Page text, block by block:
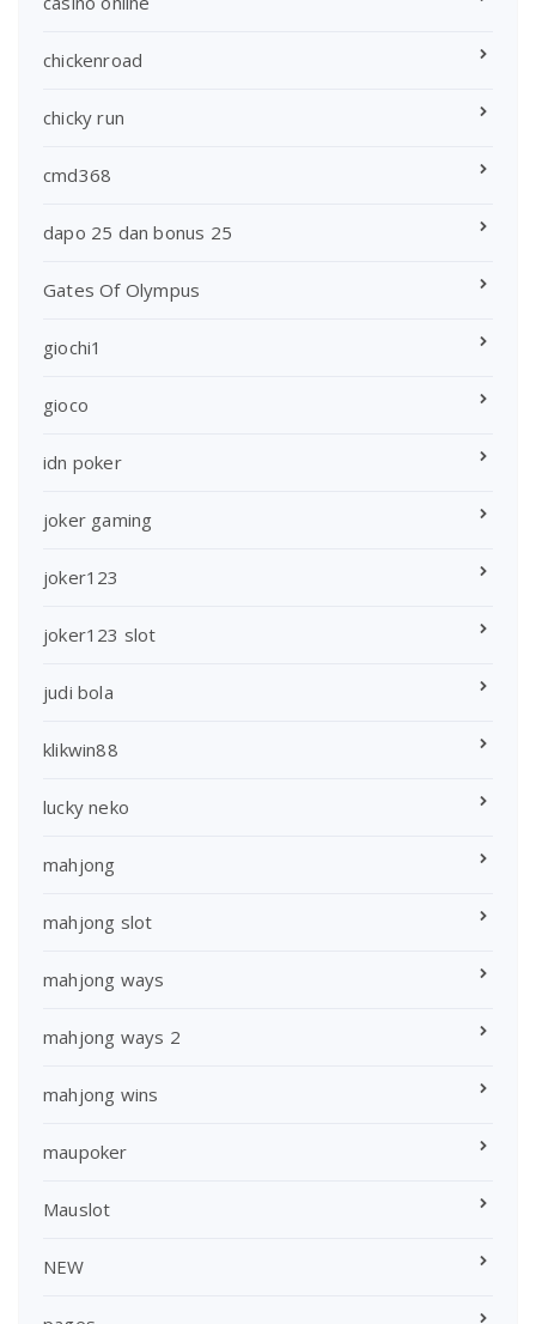
chickenroad
chicky run
cmd368
dapo 25 dan bonus 25
Gates Of Olympus
giochi1
gioco
idn poker
joker gaming
joker123
joker123 slot
judi bola
klikwin88
lucky neko
mahjong
mahjong slot
mahjong ways
mahjong ways 2
mahjong wins
maupoker
Mauslot
NEW